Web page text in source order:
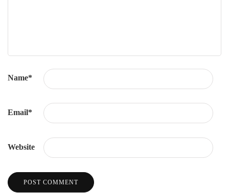
Name*
Email*
Website